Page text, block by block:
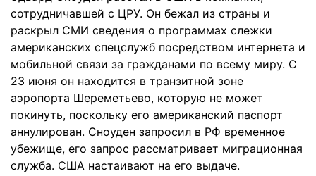
сотрудничавшей с ЦРУ. Он бежал из страны и
раскрыл СМИ сведения о программах слежки
американских спецслужб посредством интернета и
мобильной связи за гражданами по всему миру. С
23 июня он находится в транзитной зоне
аэропорта Шереметьево, которую не может
покинуть, поскольку его американский паспорт
аннулирован. Сноуден запросил в РФ временное
убежище, его запрос рассматривает миграционная
служба. США настаивают на его выдаче.